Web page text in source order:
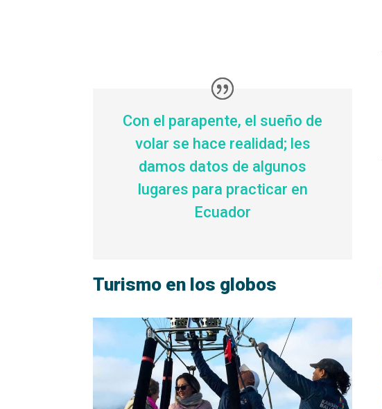
Con el parapente, el sueño de
volar se hace realidad; les
damos datos de algunos
lugares para practicar en
Ecuador
Turismo en los globos